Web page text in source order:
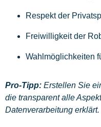
Respekt der
Freiwilligkeit der
Wahlmöglichkeiten
Pro-Tipp: Erstellen Sie
die transparent alle
Datenverarbeitung erklärt.